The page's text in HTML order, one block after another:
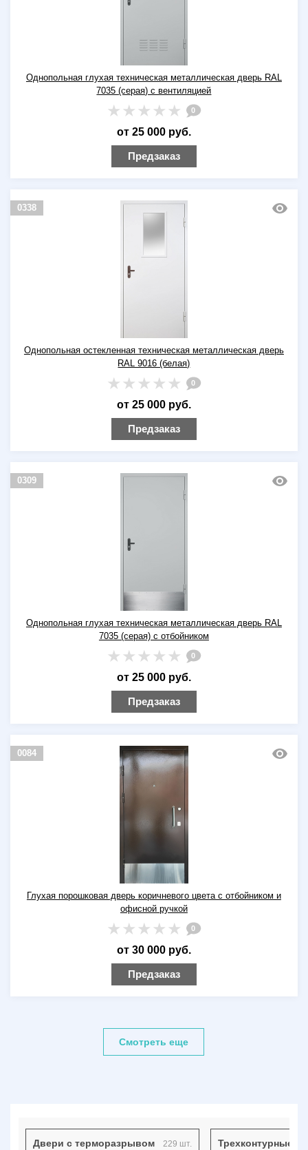
Двери с терморазрывом 229 шт. Трехконтурные
Однопольная глухая техническая металлическая дверь RAL
7035 (серая) с вентиляцией
0
от 25 000 руб.
Предзаказ
0338
Однопольная остекленная техническая металлическая дверь
RAL 9016 (белая)
0
от 25 000 руб.
Предзаказ
0309
Однопольная глухая техническая металлическая дверь RAL
7035 (серая) с отбойником
0
от 25 000 руб.
Предзаказ
0084
Глухая порошковая дверь коричневого цвета с отбойником и
офисной ручкой
0
от 30 000 руб.
Предзаказ
Смотреть еще